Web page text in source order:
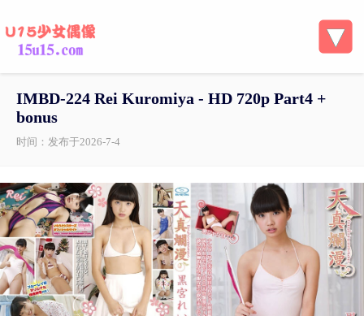
IMBD-224 Rei Kuromiya - HD 720p Part4 +
bonus
时间：发布于2026-7-4